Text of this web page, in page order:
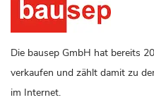
Die bausep GmbH hat bereits
verkaufen und zählt damit zu
im Internet.